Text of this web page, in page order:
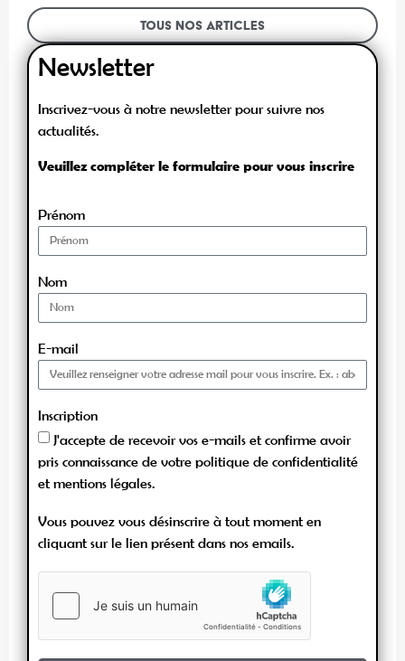
Tous nos articles
Newsletter
Inscrivez-vous à notre newsletter pour suivre nos
actualités.
Veuillez compléter le formulaire pour vous inscrire
Prénom
Nom
E-mail
Inscription
J'accepte de recevoir vos e-mails et confirme avoir
pris connaissance de votre politique de confidentialité
et mentions légales.
Vous pouvez vous désinscrire à tout moment en
cliquant sur le lien présent dans nos emails.